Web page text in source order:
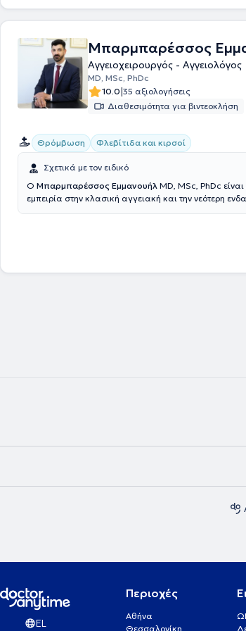
Τέλος, διαθέτοντας αξιόλογη εμπειρία τόσο στην
συμμετέχει στο προεδρείο και ως ομιλητής σε
Αγγειοχειρουργικής - Αγγειολογίας στις
Μπαρμπαρέσσος
Αγγειοχειρουργός - Αγγειολόγος
MD, MSc, PhDc
10.0|35 αξιολογήσεις
Διαθεσιμότητα για βιντεοκλήση
Θρόμβωση Φλεβίτιδα και κιρσοί
Σχετικά με τον ειδικό
Ο Μπαρμπαρέσσος Εμμανουήλ MD, MSc, PhDc είναι
εμπειρία στην κλασική αγγειακή και την νεότερη
νοτιοδυτικό Λονδίνο. Στα πλαίσια του παράλληλου
Πανεπιστημιακό Γενικό Νοσοκομείο Πατρών. Είναι
Πανεπιστημίου Πατρών και κάτοχος δύο
EL
Περιοχές
Αθήνα
Θεσσαλονίκη